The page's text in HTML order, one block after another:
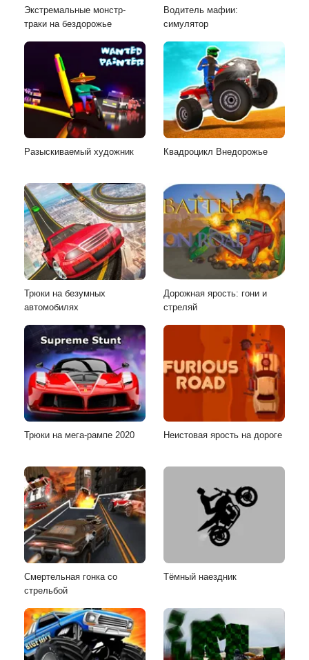
Экстремальные монстр-
траки на бездорожье
Водитель мафии:
симулятор
Разыскиваемый художник Квадроцикл Внедорожье
Трюки на безумных
автомобилях
Дорожная ярость: гони и
стреляй
Трюки на мега-рампе 2020 Неистовая ярость на дороге
Смертельная гонка со
стрельбой
Тёмный наездник